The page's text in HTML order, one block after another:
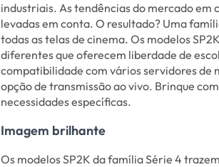
industriais. As tendências do mercado
levadas em conta. O resultado? Uma
todas as telas de cinema. Os modelos
diferentes que oferecem liberdade de
compatibilidade com vários servidores de
opção de transmissão ao vivo. Brinque
necessidades específicas.
Imagem brilhante
Os modelos SP2K da família Série 4